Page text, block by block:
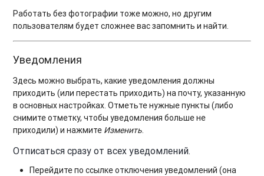
Работать без фотографии тоже можно, но другим
пользователям будет сложнее вас запомнить и найти.
Уведомления
Здесь можно выбрать, какие уведомления должны
приходить (или перестать приходить) на почту, указанную
в основных настройках. Отметьте нужные пункты (либо
снимите отметку, чтобы уведомления больше не
приходили) и нажмите Изменить.
Отписаться сразу от всех уведомлений.
Перейдите по ссылке отключения уведомлений (она